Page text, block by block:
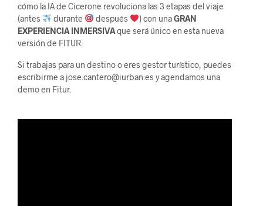
cómo la IA de Cicerone revoluciona las 3 etapas del viaje
(antes
durante después ) con unaGRAN
EXPERIENCIA INMERSIVAque será único en esta nueva
versión de FITUR.
Si trabajas para un destino o eres gestor turístico, puedes
escribirme a jose.cantero@iurban.es y agendamos una
demo en Fitur.